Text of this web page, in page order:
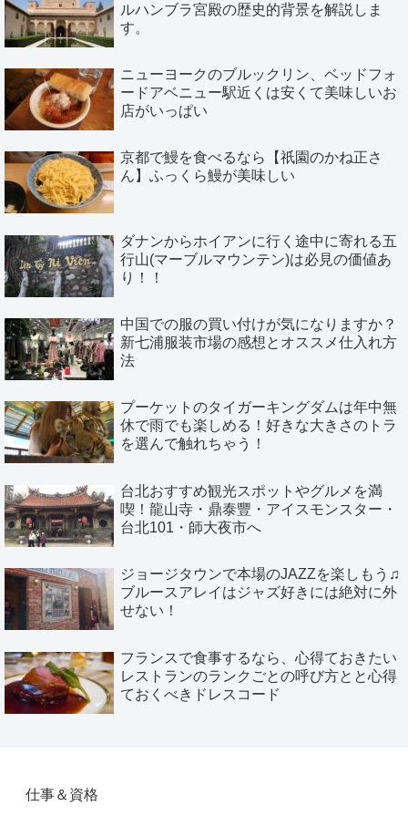
ルハンブラ宮殿の歴史的背景を解説しま
す。
ニューヨークのブルックリン、ベッドフォ
ードアベニュー駅近くは安くて美味しいお
店がいっぱい
京都で鰻を食べるなら【祇園のかね正さ
ん】ふっくら鰻が美味しい
ダナンからホイアンに行く途中に寄れる五
行山(マーブルマウンテン)は必見の価値あ
り！！
中国での服の買い付けが気になりますか？
新七浦服装市場の感想とオススメ仕入れ方
法
プーケットのタイガーキングダムは年中無
休で雨でも楽しめる！好きな大きさのトラ
を選んで触れちゃう！
台北おすすめ観光スポットやグルメを満
喫！龍山寺・鼎泰豐・アイスモンスター・
台北101・師大夜市へ
ジョージタウンで本場のJAZZを楽しもう♫
ブルースアレイはジャズ好きには絶対に外
せない！
フランスで食事するなら、心得ておきたい
レストランのランクごとの呼び方とと心得
ておくべきドレスコード
仕事＆資格